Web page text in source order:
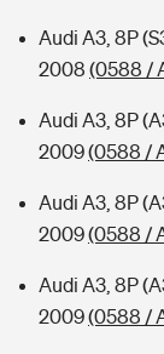
Audi A3, 8P
2008 (0588 /
Audi A3, 8P
2009(0588 /
Audi A3, 8P
2009(0588 /
Audi A3, 8P
2009(0588 /